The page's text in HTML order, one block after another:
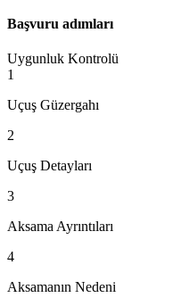
Başvuru adımları
Uygunluk Kontrolü
1
Uçuş Güzergahı
2
Uçuş Detayları
3
Aksama Ayrıntıları
4
Aksamanın Nedeni